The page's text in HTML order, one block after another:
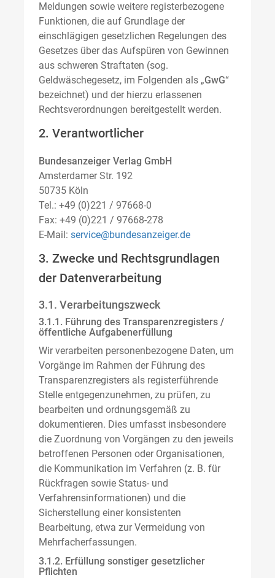
Meldungen sowie weitere registerbezogene
Funktionen, die auf Grundlage der
einschlägigen gesetzlichen Regelungen des
Gesetzes über das Aufspüren von Gewinnen
aus schweren Straftaten (sog.
Geldwäschegesetz, im Folgenden als „GwG“
bezeichnet) und der hierzu erlassenen
Rechtsverordnungen bereitgestellt werden.
2. Verantwortlicher
Bundesanzeiger Verlag GmbH
Amsterdamer Str. 192
50735 Köln
Tel.: +49 (0)221 / 97668-0
Fax: +49 (0)221 / 97668-278
E-Mail: service@bundesanzeiger.de
3. Zwecke und Rechtsgrundlagen
der Datenverarbeitung
3.1. Verarbeitungszweck
3.1.1. Führung des Transparenzregisters /
öffentliche Aufgabenerfüllung
Wir verarbeiten personenbezogene Daten, um
Vorgänge im Rahmen der Führung des
Transparenzregisters als registerführende
Stelle entgegenzunehmen, zu prüfen, zu
bearbeiten und ordnungsgemäß zu
dokumentieren. Dies umfasst insbesondere
die Zuordnung von Vorgängen zu den jeweils
betroffenen Personen oder Organisationen,
die Kommunikation im Verfahren (z. B. für
Rückfragen sowie Status- und
Verfahrensinformationen) und die
Sicherstellung einer konsistenten
Bearbeitung, etwa zur Vermeidung von
Mehrfacherfassungen.
3.1.2. Erfüllung sonstiger gesetzlicher
Pflichten